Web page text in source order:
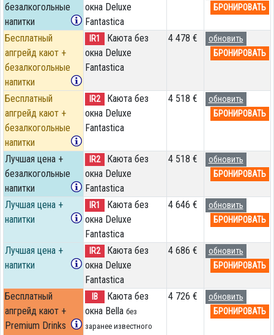
безалкогольные
напитки
окна Deluxe
Fantastica
БРОНИРОВАТЬ
Бесплатный
апгрейд кают +
безалкогольные
напитки
IR1
Каюта без
окна Deluxe
Fantastica
4 478 €
обновить
БРОНИРОВАТЬ
Бесплатный
апгрейд кают +
безалкогольные
напитки
IR2
Каюта без
окна Deluxe
Fantastica
4 518 €
обновить
БРОНИРОВАТЬ
Лучшая цена +
безалкогольные
напитки
IR2
Каюта без
окна Deluxe
Fantastica
4 518 €
обновить
БРОНИРОВАТЬ
Лучшая цена +
напитки
IR1
Каюта без
окна Deluxe
Fantastica
4 646 €
обновить
БРОНИРОВАТЬ
Лучшая цена +
напитки
IR2
Каюта без
окна Deluxe
Fantastica
4 686 €
обновить
БРОНИРОВАТЬ
Бесплатный
апгрейд кают +
Premium Drinks
IB
Каюта без
окна Bella без
заранее известного
4 726 €
обновить
БРОНИРОВАТЬ